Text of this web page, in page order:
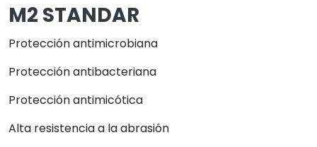
M2 STANDAR
Protección antimicrobiana
Protección antibacteriana
Protección antimicótica
Alta resistencia a la abrasión